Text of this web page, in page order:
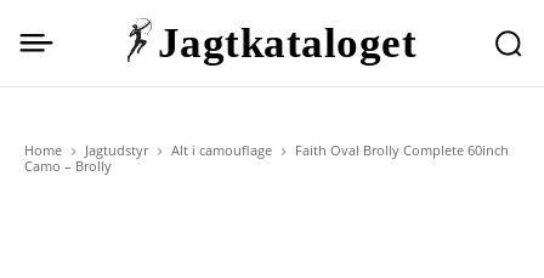
Jagtkataloget
Home Jagtudstyr Alt i camouflage
Faith Oval Brolly Complete 60inch
Camo – Brolly